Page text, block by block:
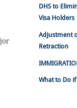
DHS to
Visa Holders
Adjustment
Retraction
What to Do